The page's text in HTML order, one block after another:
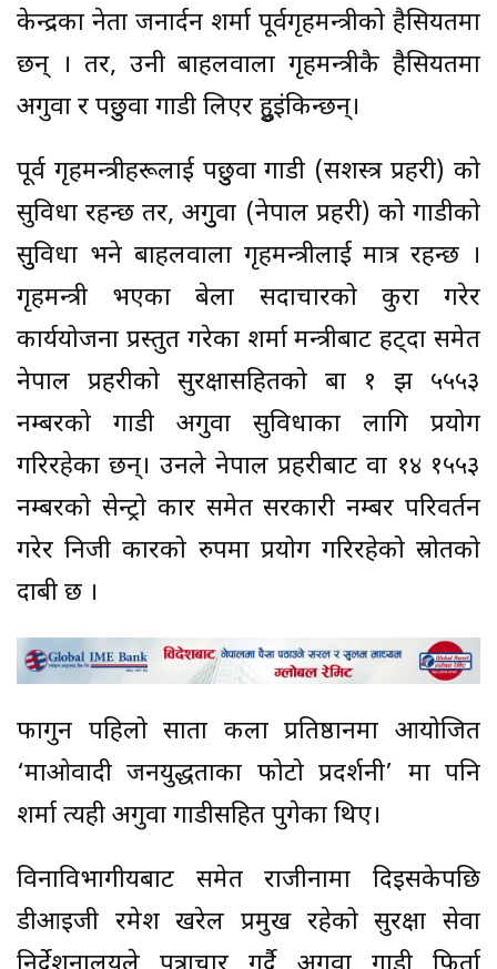
केन्द्रका नेता जनार्दन शर्मा पूर्वगृहमन्त्रीको हैसियतमा
छन् । तर, उनी बाहलवाला गृहमन्त्रीकै हैसियतमा
अगुवा र पछुुवा गाडी लिएर हुुइंकिन्छन्।
पूर्व गृहमन्त्रीहरूलाई पछुुवा गाडी (सशस्त्र प्रहरी) को
सुविधा रहन्छ तर, अगुुवा (नेपाल प्रहरी) को गाडीको
सुुविधा भने बाहलवाला गृहमन्त्रीलाई मात्र रहन्छ ।
गृहमन्त्री भएका बेला सदाचारको कुरा गरेर
कार्ययोजना प्रस्तुत गरेका शर्मा मन्त्रीबाट हट्दा समेत
नेपाल प्रहरीको सुरक्षासहितको बा १ झ ५५५३
नम्बरको गाडी अगुवा सुविधाका लागि प्रयोग
गरिरहेका छन्। उनले नेपाल प्रहरीबाट वा १४ १५५३
नम्बरको सेन्ट्रो कार समेत सरकारी नम्बर परिवर्तन
गरेर निजी कारको रुपमा प्रयोग गरिरहेको स्रोतको
दाबी छ ।
फागुन पहिलो साता कला प्रतिष्ठानमा आयोजित
‘माओवादी जनयुद्धताका फोटो प्रदर्शनी’ मा पनि
शर्मा त्यही अगुवा गाडीसहित पुगेका थिए।
विनाविभागीयबाट समेत राजीनामा दिइसकेपछि
डीआइजी रमेश खरेल प्रमुख रहेको सुरक्षा सेवा